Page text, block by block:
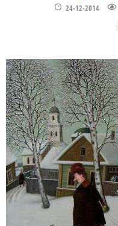
24-12-2014